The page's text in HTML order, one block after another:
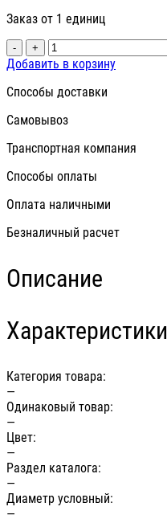
Заказ от 1 единиц
- +
Добавить в корзину
Способы доставки
Самовывоз
Транспортная компания
Способы оплаты
Оплата наличными
Безналичный расчет
Описание
Характеристики
Категория товара:
—
Одинаковый товар:
—
Цвет:
—
Раздел каталога:
—
Диаметр условный:
—